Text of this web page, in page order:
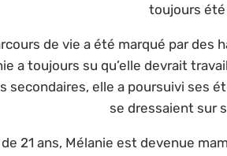
toujours
de vie a été marqué par des
a toujours su qu’elle devrait
secondaires, elle a poursuivi ses
se dressaient sur
de 21 ans, Mélanie est devenue